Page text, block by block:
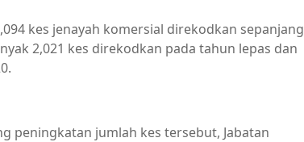
kes jenayah komersial direkodkan sepanjang
2,021 kes direkodkan pada tahun lepas dan
peningkatan jumlah kes tersebut, Jabatan